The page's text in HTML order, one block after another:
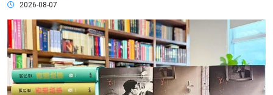
2026-08-07